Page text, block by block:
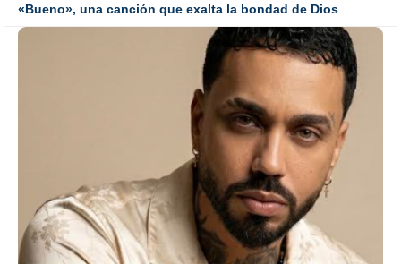
«Bueno», una canción que exalta la bondad de Dios